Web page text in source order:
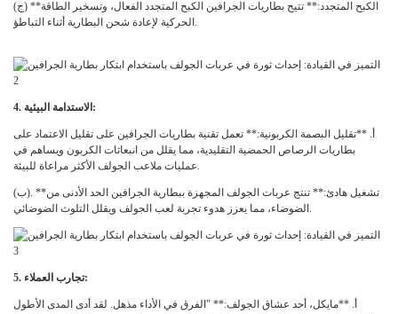
(ج) **الكبح المتجدد:** تتيح بطاريات الجرافين الكبح المتجدد الفعال، وتسخير الطاقة
الحركية لإعادة شحن البطارية أثناء التباطؤ.
4. الاستدامة البيئية:
أ. **تقليل البصمة الكربونية:** تعمل تقنية بطاريات الجرافين على تقليل الاعتماد على
بطاريات الرصاص الحمضية التقليدية، مما يقلل من انبعاثات الكربون ويساهم في
عمليات ملاعب الجولف الأكثر مراعاة للبيئة.
(ب). **تشغيل هادئ:** تنتج عربات الجولف المجهزة ببطارية الجرافين الحد الأدنى من
الضوضاء، مما يعزز هدوء تجربة لعب الجولف ويقلل التلوث الضوضائي.
5. تجارب العملاء:
أ. **مايكل، أحد عشاق الجولف:** "الفرق في الأداء مذهل. لقد أدى المدى الأطول